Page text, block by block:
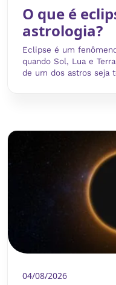
O que é
astrologia?
Eclipse é um
quando Sol, Lua e
de um dos astros seja
04/08/2026